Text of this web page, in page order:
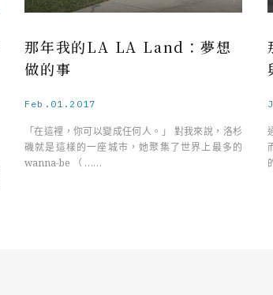
那年我的LA LA Land：夢想
做的事
Feb.01.2017
「在這裡，你可以變成任何人。」 對我來說，洛杉
磯就是這樣的一座城市，她聚集了世界上最多的
wanna-be （ ……